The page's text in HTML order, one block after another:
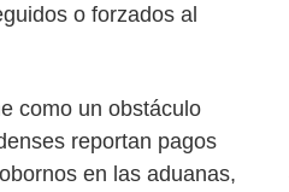
o forzados al
como un obstáculo
reportan pagos
en las aduanas,